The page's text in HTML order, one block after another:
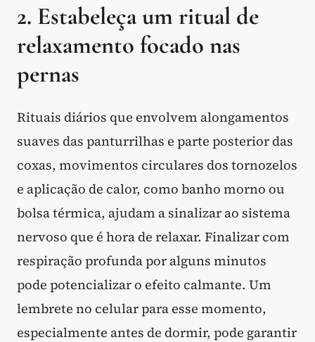
2. Estabeleça um ritual de
relaxamento focado nas
pernas
Rituais diários que envolvem alongamentos
suaves das panturrilhas e parte posterior das
coxas, movimentos circulares dos tornozelos
e aplicação de calor, como banho morno ou
bolsa térmica, ajudam a sinalizar ao sistema
nervoso que é hora de relaxar. Finalizar com
respiração profunda por alguns minutos
pode potencializar o efeito calmante. Um
lembrete no celular para esse momento,
especialmente antes de dormir, pode garantir